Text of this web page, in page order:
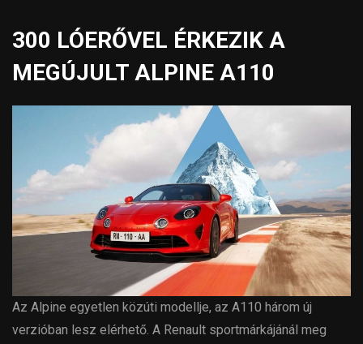
300 LÓERŐVEL ÉRKEZIK A
MEGÚJULT ALPINE A110
Az Alpine egyetlen közúti modellje, az A110 három új
verzióban lesz elérhető. A Renault sportmárkájánál meg